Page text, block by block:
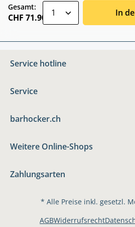
Gesamt:
CHF 71.90 In
Service hotline
Service
barhocker.ch
Weitere Online-Shops
Zahlungsarten
* Alle Preise inkl. gesetzl.
AGBWiderrufsrecht